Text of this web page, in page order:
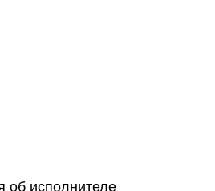
об исполнителе